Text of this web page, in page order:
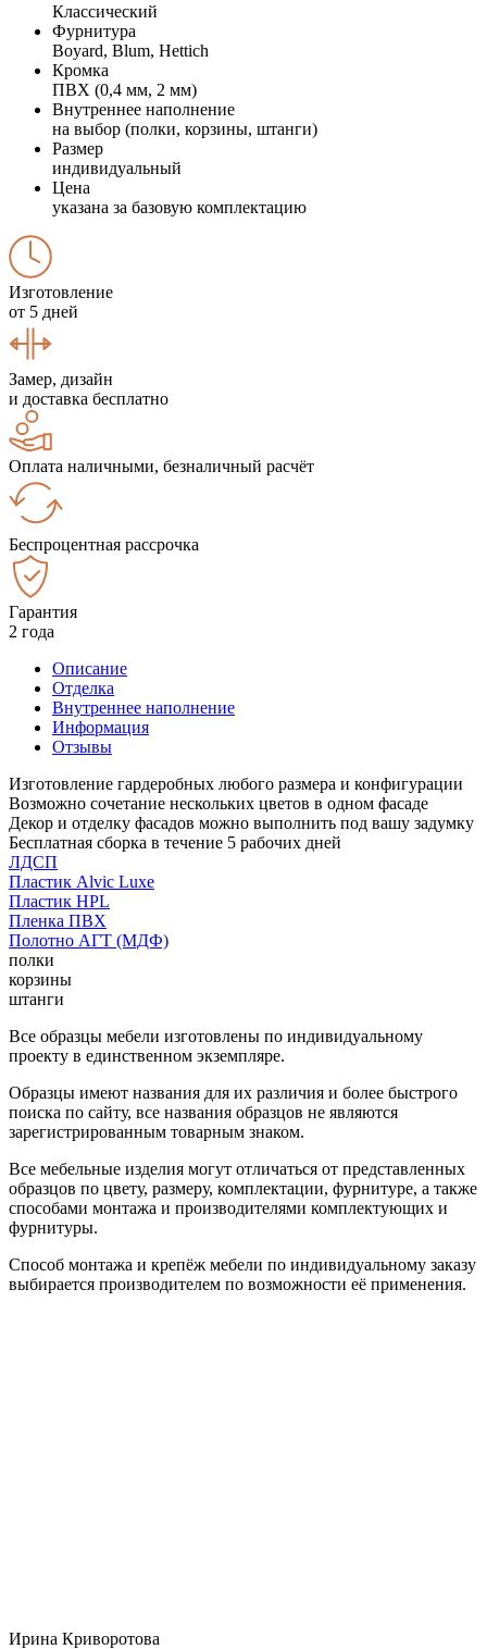
Классический
Фурнитура
Boyard, Blum, Hettich
Кромка
ПВХ (0,4 мм, 2 мм)
Внутреннее наполнение
на выбор (полки, корзины, штанги)
Размер
индивидуальный
Цена
указана за базовую комплектацию
Изготовление
от 5 дней
Замер, дизайн
и доставка бесплатно
Оплата наличными, безналичный расчёт
Беспроцентная рассрочка
Гарантия
2 года
Описание
Отделка
Внутреннее наполнение
Информация
Отзывы
Изготовление гардеробных любого размера и конфигурации
Возможно сочетание нескольких цветов в одном фасаде
Декор и отделку фасадов можно выполнить под вашу задумку
Бесплатная сборка в течение 5 рабочих дней
ЛДСП
Пластик Alvic Luxe
Пластик HPL
Пленка ПВХ
Полотно АГТ (МДФ)
полки
корзины
штанги
Все образцы мебели изготовлены по индивидуальному
проекту в единственном экземпляре.
Образцы имеют названия для их различия и более быстрого
поиска по сайту, все названия образцов не являются
зарегистрированным товарным знаком.
Все мебельные изделия могут отличаться от представленных
образцов по цвету, размеру, комплектации, фурнитуре, а также
способами монтажа и производителями комплектующих и
фурнитуры.
Способ монтажа и крепёж мебели по индивидуальному заказу
выбирается производителем по возможности её применения.
Ирина Криворотова